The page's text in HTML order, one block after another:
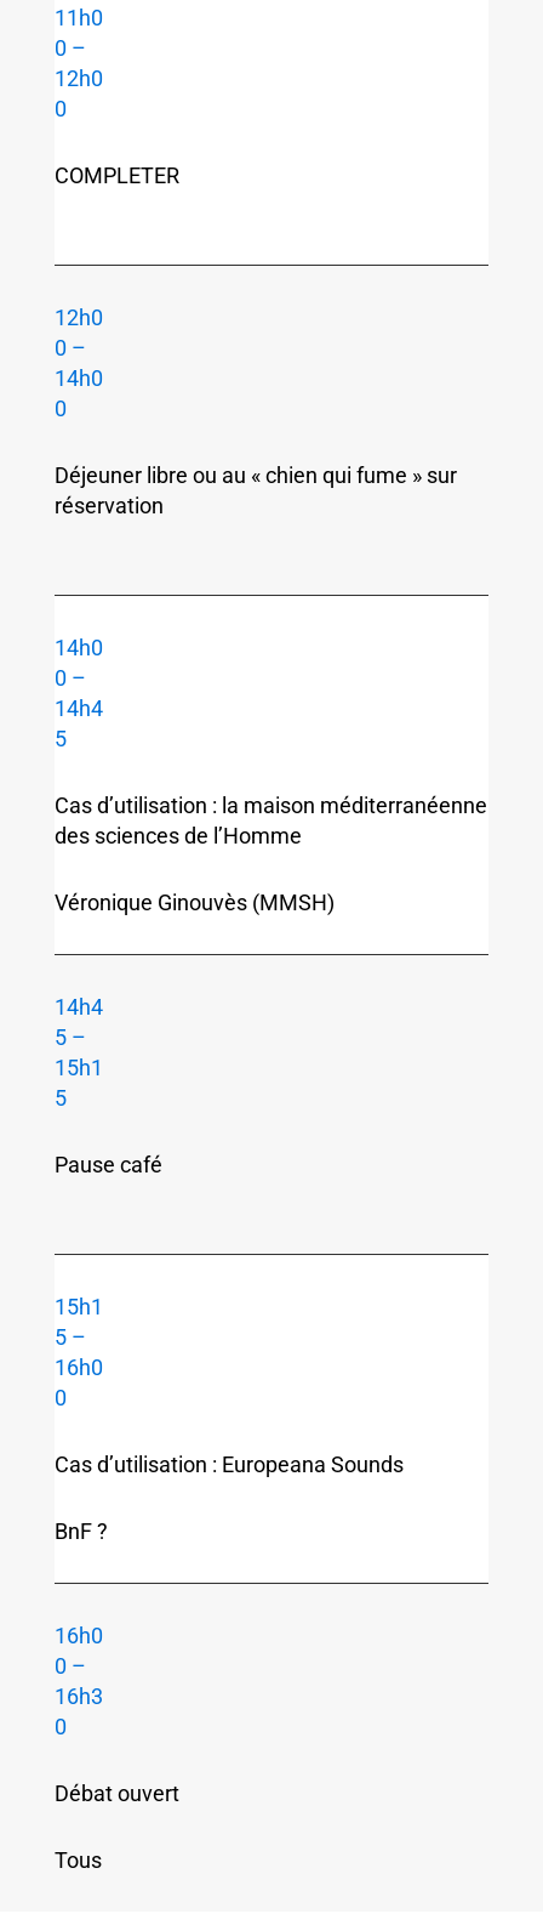
11h0
0 –
12h0
0
COMPLETER
12h0
0 –
14h0
0
Déjeuner libre ou au « chien qui fume » sur
réservation
14h0
0 –
14h4
5
Cas d’utilisation : la maison méditerranéenne
des sciences de l’Homme
Véronique Ginouvès (MMSH)
14h4
5 –
15h1
5
Pause café
15h1
5 –
16h0
0
Cas d’utilisation : Europeana Sounds
BnF ?
16h0
0 –
16h3
0
Débat ouvert
Tous